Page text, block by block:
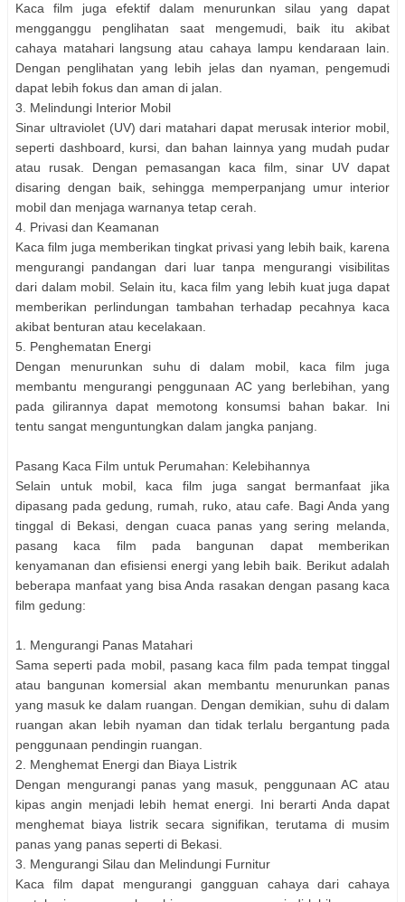
Kaca film juga efektif dalam menurunkan silau yang dapat
mengganggu penglihatan saat mengemudi, baik itu akibat
cahaya matahari langsung atau cahaya lampu kendaraan lain.
Dengan penglihatan yang lebih jelas dan nyaman, pengemudi
dapat lebih fokus dan aman di jalan.
3. Melindungi Interior Mobil
Sinar ultraviolet (UV) dari matahari dapat merusak interior mobil,
seperti dashboard, kursi, dan bahan lainnya yang mudah pudar
atau rusak. Dengan pemasangan kaca film, sinar UV dapat
disaring dengan baik, sehingga memperpanjang umur interior
mobil dan menjaga warnanya tetap cerah.
4. Privasi dan Keamanan
Kaca film juga memberikan tingkat privasi yang lebih baik, karena
mengurangi pandangan dari luar tanpa mengurangi visibilitas
dari dalam mobil. Selain itu, kaca film yang lebih kuat juga dapat
memberikan perlindungan tambahan terhadap pecahnya kaca
akibat benturan atau kecelakaan.
5. Penghematan Energi
Dengan menurunkan suhu di dalam mobil, kaca film juga
membantu mengurangi penggunaan AC yang berlebihan, yang
pada gilirannya dapat memotong konsumsi bahan bakar. Ini
tentu sangat menguntungkan dalam jangka panjang.
Pasang Kaca Film untuk Perumahan: Kelebihannya
Selain untuk mobil, kaca film juga sangat bermanfaat jika
dipasang pada gedung, rumah, ruko, atau cafe. Bagi Anda yang
tinggal di Bekasi, dengan cuaca panas yang sering melanda,
pasang kaca film pada bangunan dapat memberikan
kenyamanan dan efisiensi energi yang lebih baik. Berikut adalah
beberapa manfaat yang bisa Anda rasakan dengan pasang kaca
film gedung:
1. Mengurangi Panas Matahari
Sama seperti pada mobil, pasang kaca film pada tempat tinggal
atau bangunan komersial akan membantu menurunkan panas
yang masuk ke dalam ruangan. Dengan demikian, suhu di dalam
ruangan akan lebih nyaman dan tidak terlalu bergantung pada
penggunaan pendingin ruangan.
2. Menghemat Energi dan Biaya Listrik
Dengan mengurangi panas yang masuk, penggunaan AC atau
kipas angin menjadi lebih hemat energi. Ini berarti Anda dapat
menghemat biaya listrik secara signifikan, terutama di musim
panas yang panas seperti di Bekasi.
3. Mengurangi Silau dan Melindungi Furnitur
Kaca film dapat mengurangi gangguan cahaya dari cahaya